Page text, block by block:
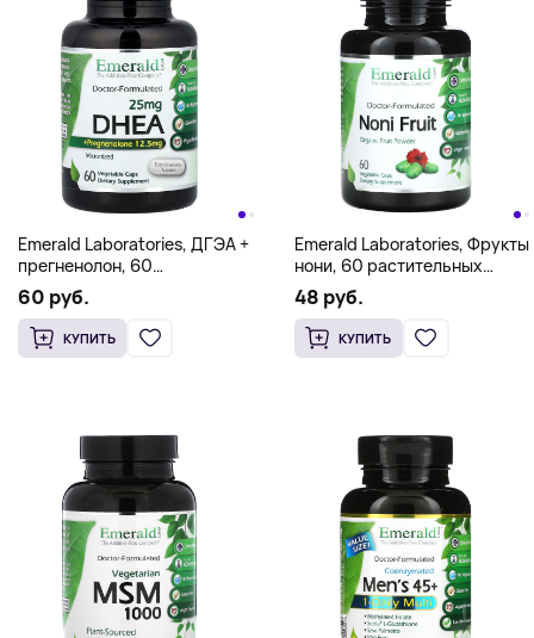
Emerald Laboratories, ДГЭА +
прегненолон, 60
растительных капсул
60 руб.
КУПИТЬ
Emerald Laboratories, Фрукты
нони, 60 растительных
капсул (500 мг в капсуле)
48 руб.
КУПИТЬ